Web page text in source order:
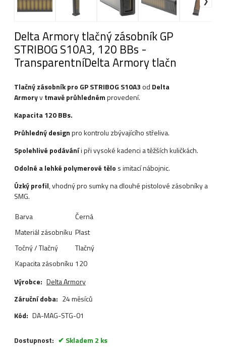
Delta Armory tlačný zásobník GP
STRIBOG S10A3, 120 BBs -
TransparentníDelta Armory tlačn
Tlačný zásobník pro GP STRIBOG S10A3od Delta
Armoryvtmavě průhlednémprovedení.
Kapacita 120 BBs.
Průhledný designpro kontrolu zbývajícího střeliva.
Spolehlivé podáváníi při vysoké kadenci a těžších kuličkách.
Odolné a lehké polymerové tělo s imitací nábojnic.
Úzký profil, vhodný pro sumky na dlouhé pistolové zásobníky a
SMG.
Barva
Černá
Materiál zásobníku Plast
Točný / Tlačný
Tlačný
Kapacita zásobníku 120
Výrobce: Delta Armory
Záruční doba: 24 měsíců
Kód: DA-MAG-STG-01
Dostupnost:
Skladem 2 ks